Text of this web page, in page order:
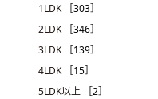
1LDK
［303］
2LDK
［346］
3LDK
［139］
4LDK
［15］
5LDK以上
［2］